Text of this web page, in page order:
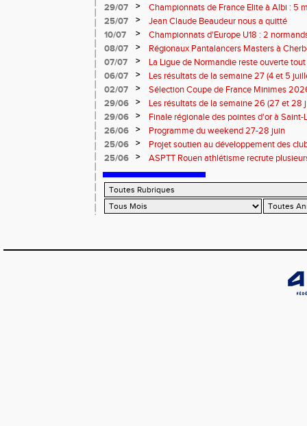
29/07
>
Championnats de France Elite à Albi : 5
titres !
25/07 >
Jean Claude Beaudeur nous a quitté
10/07
>
Championnats d'Europe U18 : 2
08/07
>
Régionaux Pantalancers Masters à
07/07
>
La Ligue de Normandie reste ouverte tout
06/07
>
Les résultats de la semaine 27 (4 et 5
02/07
>
Sélection Coupe de France Minimes
29/06
>
Les résultats de la semaine 26 (27 et 28
29/06
>
Finale régionale des pointes d'or à
informations
26/06 >
Programme du weekend 27-28 juin
25/06
>
Projet soutien au développement des
25/06
> ASPTT Rouen athlétisme recrute